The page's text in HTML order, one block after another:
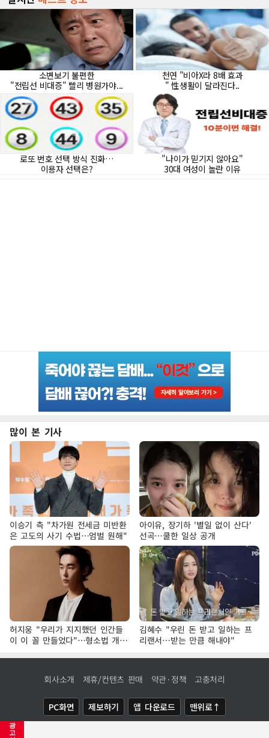
광
고
많이 본 기사
이승기 측 "차가원 전세금 미반환
은 고도의 사기 수법…엄벌 원해"
아이유, 장기하 '별일 없이 산다'
선곡…쿨한 일상 공개
허지웅 "우리가 지지했던 인간들
이 이 꼴 만들었다"…형소법 개정
에 격한 반응
김혜수 "우린 돈 받고 일하는 프
리랜서…받는 만큼 해내야"
회사소개 제휴/컨텐츠 판매 약관·정책 고충처리
PC화면 제보하기 앱 다운로드 맨위로↑